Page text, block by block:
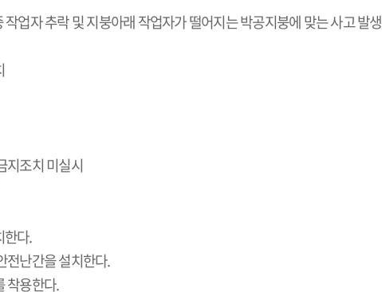
업자 추락 및 지붕아래 작업자가 떨어지는 박공지붕에 맞는 사고 발생
조치 미실시
다.
난간을 설치한다.
착용한다.